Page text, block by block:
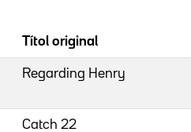
Títol original
Regarding Henry
Catch 22